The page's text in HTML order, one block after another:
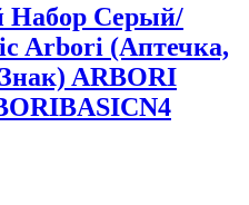
Набор Серый/
Arbori (Аптечка,
ARBORI